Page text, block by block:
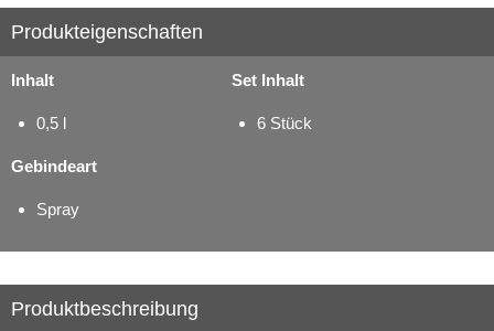
Produkteigenschaften
Inhalt
0,5 l
Set Inhalt
6 Stück
Gebindeart
Spray
Produktbeschreibung